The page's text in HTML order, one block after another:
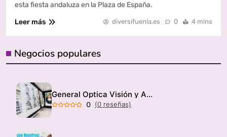
esta fiesta andaluza en la Plaza de España.
Leer más
diversifuenla.es 0 4 mins
Negocios populares
General Optica Visión y Audición
0 (0 reseñas)